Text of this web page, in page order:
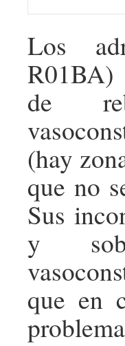
Los
R01BA)
de
(hay
que no
Sus
y
que en